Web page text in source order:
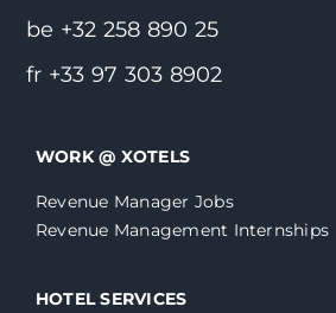
be +32 258 890 25
fr +33 97 303 8902
WORK @ XOTELS
Revenue Manager Jobs
Revenue Management Internships
HOTEL SERVICES